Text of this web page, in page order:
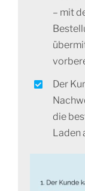
– mit
Der
die
Laden